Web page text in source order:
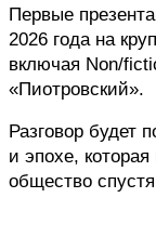
Первые
2026 года на
включая Non/
«Пиотровский».
Разговор будет
и эпохе,
общество